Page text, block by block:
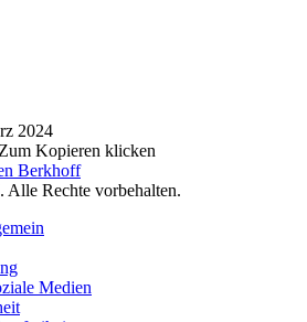
2024
Zum Kopieren klicken
Berkhoff
Rechte vorbehalten.
Medien